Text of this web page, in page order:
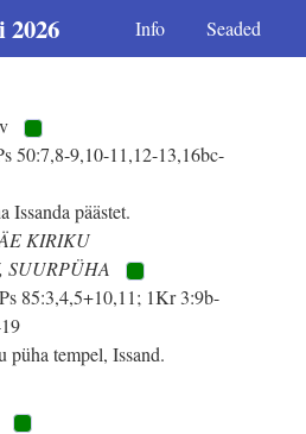
Info Seaded
50:7,8-9,10-11,12-13,16bc-
Issanda päästet.
KIRIKU
SUURPÜHA
85:3,4,5+10,11; 1Kr 3:9b-
püha tempel, Issand.